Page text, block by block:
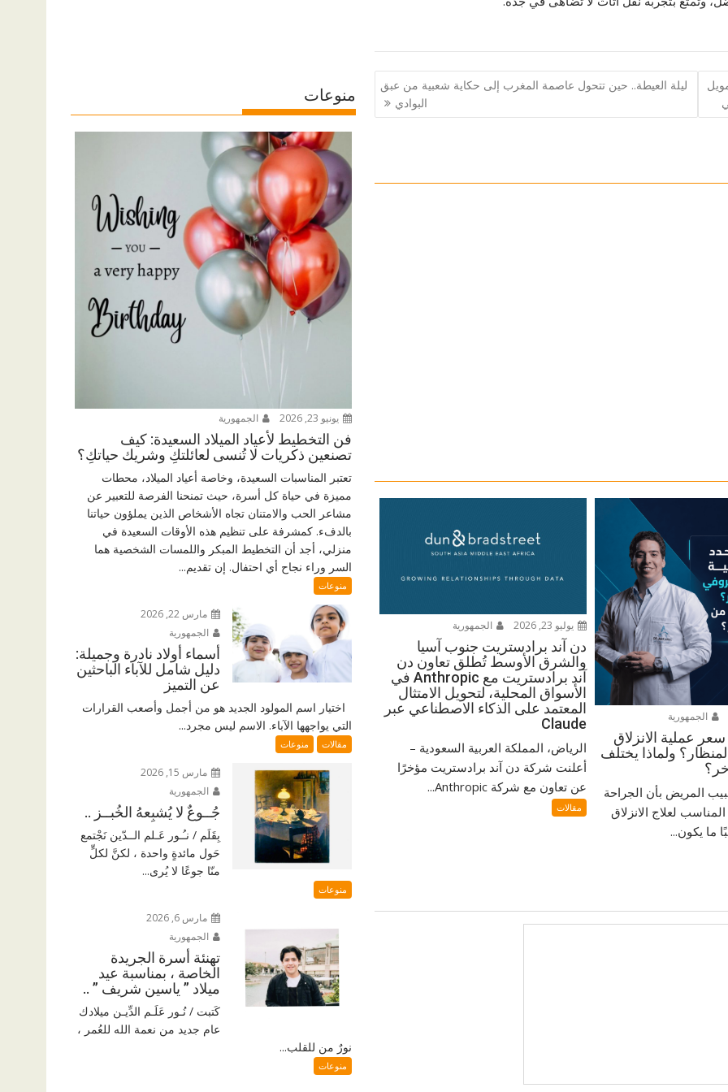
ليلة العيطة.. حين تتحول عاصمة المغرب إلى حكاية شعبية من عبق
البوادي
الجمهورية
عملية الانزلاق
ولماذا يختلف
المريض بأن الجراحة
لعلاج الانزلاق
ما يكون...
يوليو 23, 2026 الجمهورية
دن آند برادستريت جنوب آسيا
والشرق الأوسط تُطلق تعاون دن
آند برادستريت مع Anthropic في
الأسواق المحلية، لتحويل الامتثال
المعتمد على الذكاء الاصطناعي عبر
Claude
الرياض، المملكة العربية السعودية –
أعلنت شركة دن آند برادستريت مؤخرًا
عن تعاون مع شركة Anthropic...
مقالات
منوعات
يونيو 23, 2026 الجمهورية
فن التخطيط لأعياد الميلاد السعيدة: كيف
تصنعين ذكريات لا تُنسى لعائلتكِ وشريك حياتكِ؟
تعتبر المناسبات السعيدة، وخاصة أعياد الميلاد، محطات
مميزة في حياة كل أسرة، حيث تمنحنا الفرصة للتعبير عن
مشاعر الحب والامتنان تجاه الأشخاص الذين يملؤون حياتنا
بالدفء. كمشرفة على تنظيم هذه الأوقات السعيدة في
منزلي، أجد أن التخطيط المبكر واللمسات الشخصية هما
السر وراء نجاح أي احتفال. إن تقديم...
منوعات
مارس 22, 2026
الجمهورية
أسماء أولاد نادرة وجميلة:
دليل شامل للآباء الباحثين
عن التميز
اختيار اسم المولود الجديد هو من أجمل وأصعب القرارات
التي يواجهها الآباء. الاسم ليس مجرد...
مقالات منوعات
مارس 15, 2026
الجمهورية
جُــوعٌ لا يُشبِعهُ الخُبــز ..
بِقَلَم / نـُـور عَـلم الــدّين نَجْتمع
حَول مائدةٍ واحدة ، لكنَّ لكلٍّ
منّا جوعًا لا يُرى...
منوعات
مارس 6, 2026
الجمهورية
تهنئة أسرة الجريدة
الخاصة ، بمناسبة عيد
ميلاد ” ياسين شريف ” ..
كَتبت / نُـور عَلَـم الدِّيـن ميلادك
عام جديد من نعمة الله للعُمر ،
نورٌ من للقلب...
منوعات